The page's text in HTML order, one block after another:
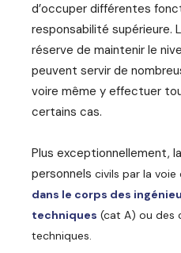
d’occuper différentes
responsabilité supérieure.
réserve de maintenir le
peuvent servir de
voire même y effectuer
certains cas.
Plus exceptionnellement,
personnels civils par la voie
dans le corps des
techniques (cat A) ou des
techniques.